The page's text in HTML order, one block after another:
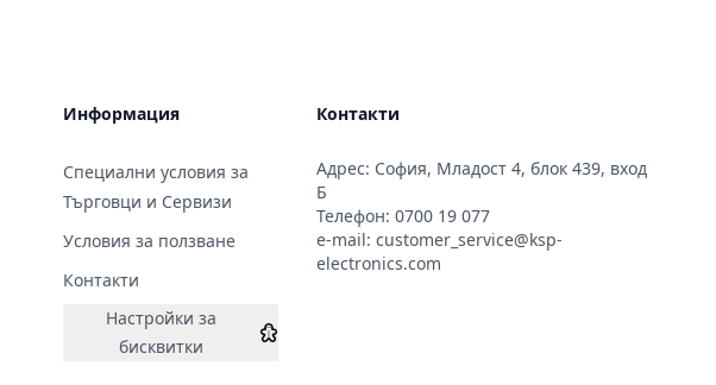
Информация
Специални условия за
Търговци и Сервизи
Условия за ползване
Контакти
Настройки за
бисквитки
Контакти
Адрес: София, Младост 4, блок 439, вход
Б
Телефон: 0700 19 077
e-mail: customer_service@ksp-
electronics.com